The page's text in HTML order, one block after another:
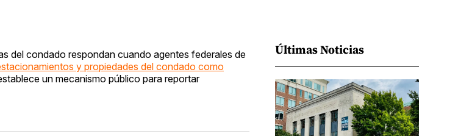
del condado respondan cuando agentes federales de
y propiedades del condado como
un mecanismo público para reportar
Últimas Noticias